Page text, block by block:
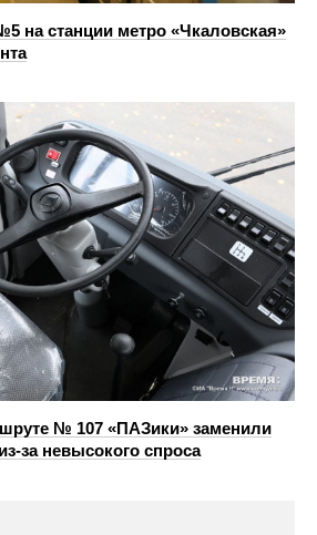
на станции метро «Чкаловская»
№ 107 «ПАЗики» заменили
невысокого спроса